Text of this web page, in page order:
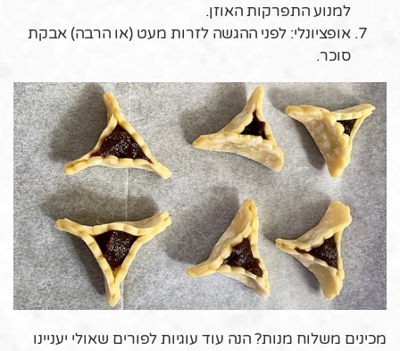
למנוע התפרקות האוזן.
אופציונלי: לפני ההגשה לזרות מעט (או הרבה) אבקת
סוכר.
מכינים משלוח מנות? הנה עוד עוגיות לפורים שאולי יעניינו